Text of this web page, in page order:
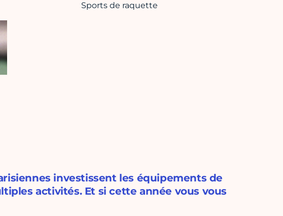
Sports de raquette
investissent les équipements de
activités. Et si cette année vous vous